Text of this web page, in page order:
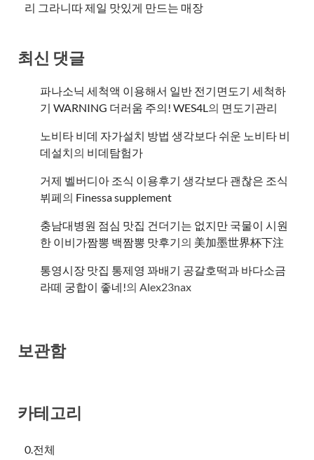
리 그라니따 제일 맛있게 만드는 매장
최신 댓글
파나소닉 세척액 이용해서 일반 전기면도기 세척하
기 WARNING 더러움 주의! WES4L 의 면도기관리
노비타 비데 자가설치 방법 생각보다 쉬운 노비타 비
데설치 의 비데탐험가
거제 벨버디아 조식 이용후기 생각보다 괜찮은 조식
뷔페 의 ​Finessa supplement
충남대병원 점심 맛집 건더기는 없지만 국물이 시원
한 이비가짬뽕 백짬뽕 맛후기 의 美加墨世界杯下注
통영시장 맛집 통제영 꽈배기 공갈호떡과 바다소금
라떼 궁합이 좋네!의 Alex23nax
보관함
카테고리
0.전체